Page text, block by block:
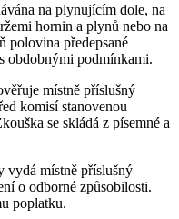
na plynujícím dole, na
hornin a plynů nebo na
polovina předepsané
obdobnými podmínkami.
místně příslušný
komisí stanovenou
se skládá z písemné a
vydá místně příslušný
o odborné způsobilosti.
poplatku.